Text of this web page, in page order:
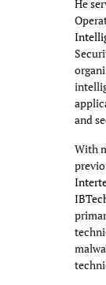
He
and
With